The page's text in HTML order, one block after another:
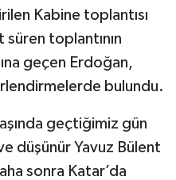
Kabine toplantısı
süren toplantının
geçen Erdoğan,
bulundu.
geçtiğimiz gün
düşünür Yavuz Bülent
sonra Katar’da